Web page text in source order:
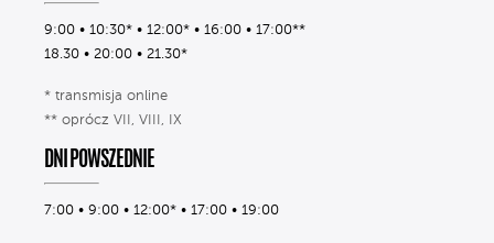
9:00 • 10:30* • 12:00* • 16:00 • 17:00**
18.30 • 20:00 • 21.30*
* transmisja online
** oprócz VII, VIII, IX
DNI POWSZEDNIE
7:00 • 9:00 • 12:00* • 17:00 • 19:00